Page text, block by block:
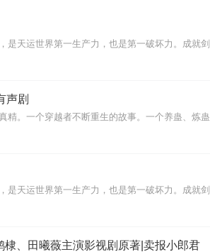
声剧
、田曦薇主演影视剧原著|卖报小郎君